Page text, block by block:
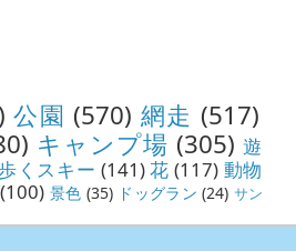
公園 (570) 網走 (517)
キャンプ場 (305) 遊
くスキー (141)花 (117) 動物
(100) 景色 (35) ドッグラン (24) サン